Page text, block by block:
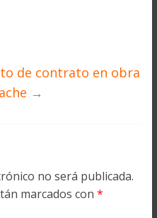
de contrato en obra
→
no será publicada.
marcados con *